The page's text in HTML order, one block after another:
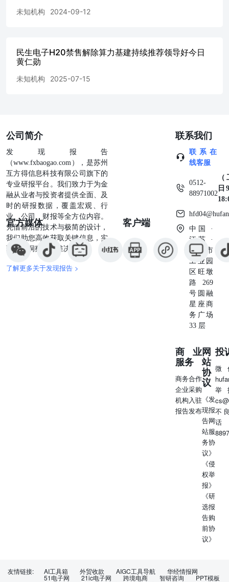
未知机构 2024-09-12
民生电子H20禁售解除算力基建持续推荐领导好今日
黄仁勋
未知机构 2025-07-15
公司简介
发现报告
（www.fxbaogao.com），是苏州
互方得信息科技有限公司旗下的
专业研报平台。我们致力于为金
融从业者与投资者提供全面、及
时的研报数据，覆盖宏观、行
业、公司、财报等全方位内容。
凭借前沿的技术与极简的设计，
我们助您高效获取关键信息，实
现深度洞察与精准决策。
了解更多关于发现报告 >
官方媒体 客户端
联系我们
联系在
线客服
0512-
88971002
日
中国 ·
江苏 ·
苏州市
工业园
区旺墩
路269
号圆融
星座商
务广场
33 层
商业
服务
商务合作
企业采购
机构入驻
报告发布
网
站
协
议
《发
现报
告网
站服
务协
议》
《侵
权举
报》
《研
选报
告购
前协
议》
投
微
举
不
友情链接: AI工具箱 外贸收款 AIGC工具导航 华经情报网
51电子网 21ic电子网 跨境电商 智研咨询 PPT模板